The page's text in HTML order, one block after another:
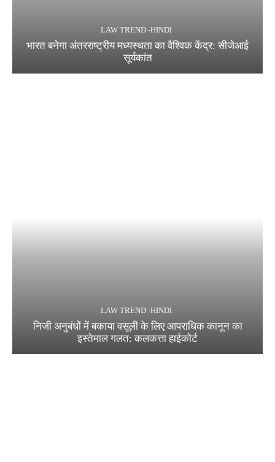
LAW TREND -HINDI
भारत बनेगा अंतरराष्ट्रीय मध्यस्थता का वैश्विक केंद्र: सीजेआई
सूर्यकांत
LAW TREND -HINDI
निजी अनुबंधों में बकाया वसूली के लिए आपराधिक कानून का
इस्तेमाल गलत: कलकत्ता हाईकोर्ट